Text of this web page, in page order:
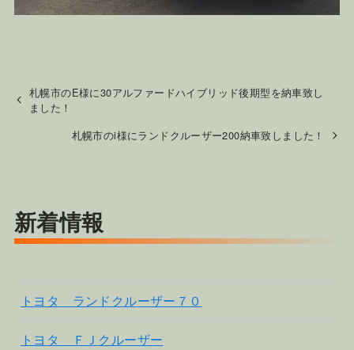
札幌市のE様に30アルファードハイブリッド後期型を納車致し
ました！
札幌市のi様にランドクルーザー200納車致しました！
新着情報
トヨタ ランドクルーザー７０
トヨタ ＦＪクルーザー